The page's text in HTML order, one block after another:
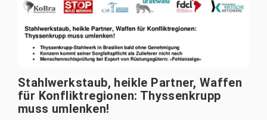
Stahlwerkstaub, heikle Partner, Waffen
für Konfliktregionen: Thyssenkrupp
muss umlenken!